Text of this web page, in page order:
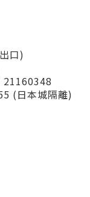
口)
21160348
(日本城隔離)